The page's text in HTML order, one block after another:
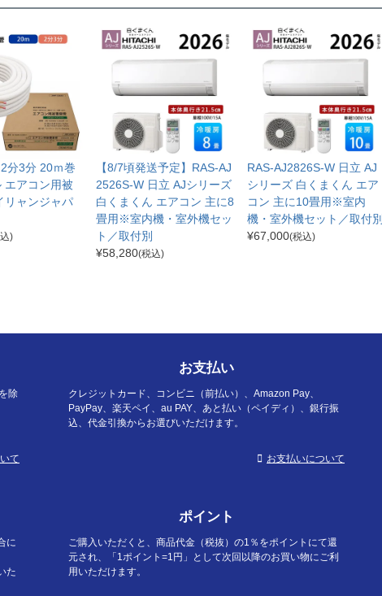
分3分 20ｍ巻
エアコン用被
リャンジャパ
)
【8/7頃発送予定】RAS-AJ
2526S-W 日立 AJシリーズ
白くまくん エアコン 主に8
畳用※室内機・室外機セッ
ト／取付別
¥58,280(税込)
RAS-AJ2826S-W 日立 AJ
シリーズ 白くまくん エア
コン 主に10畳用※室内
機・室外機セット／取付別
¥67,000(税込)
除
て
お支払い
クレジットカード、コンビニ（前払い）、Amazon Pay、
PayPay、楽天ペイ、au PAY、あと払い（ペイディ）、銀行振
込、代金引換からお選びいただけます。
お支払いについて
に
た
ポイント
ご購入いただくと、商品代金（税抜）の1％をポイントにて還
元され、「1ポイント=1円」として次回以降のお買い物にご利
用いただけます。